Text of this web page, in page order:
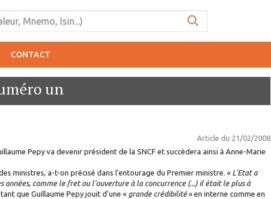
CONTACT
un
Article du 21/02/2008
Pepy va devenir président de la SNCF et succèdera ainsi à Anne-Marie
ministres, a-t-on précisé dans l'entourage du Premier ministre. « L'Etat a
années, comme le fret ou l'ouverture à la concurrence (...) il était le plus à
que Guillaume Pepy jouit d'une « grande crédibilité» en interne comme en